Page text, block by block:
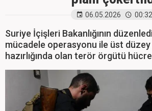
06.05.2026 00:32
Suriye İçişleri Bakanlığının
mücadele operasyonu ile üst
hazırlığında olan terör örgütü